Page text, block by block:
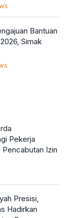
Bantuan
Simak
Pekerja
Pencabutan Izin
Presisi,
Hadirkan